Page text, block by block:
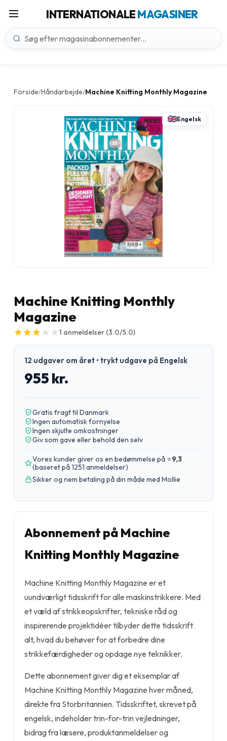
INTERNATIONALEMAGASINER
Forside/Håndarbejde/Machine Knitting Monthly Magazine
Engelsk
Machine Knitting Monthly
Magazine
★
★★
★★
★★
★★
★1 anmeldelser (3.0/5.0)
12 udgaver om året • trykt udgave på Engelsk
955 kr.
Gratis fragt til Danmark
Ingen automatisk fornyelse
Ingen skjulte omkostninger
Giv som gave eller behold den selv
Vores kunder giver os en bedømmelse på ⭐9,3
(baseret på 1251 anmeldelser)
Sikker og nem betaling på din måde med Mollie
Abonnement på Machine
Knitting Monthly Magazine
Machine Knitting Monthly Magazine er et
uundværligt tidsskrift for alle maskinstrikkere. Med
et væld af strikkeopskrifter, tekniske råd og
inspirerende projektidéer tilbyder dette tidsskrift
alt, hvad du behøver for at forbedre dine
strikkefærdigheder og opdage nye teknikker.
Dette abonnement giver dig et eksemplar af
Machine Knitting Monthly Magazine hver måned,
direkte fra Storbritannien. Tidsskriftet, skrevet på
engelsk, indeholder trin-for-trin vejledninger,
bidrag fra læsere, produktanmeldelser og